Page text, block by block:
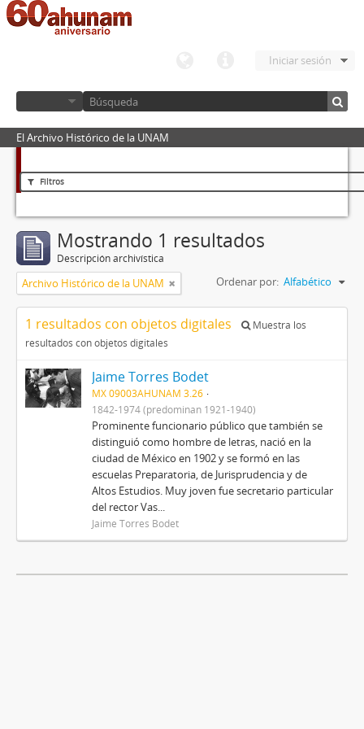
Iniciar sesión
El Archivo Histórico de la UNAM
Filtros
Mostrando 1 resultados
Descripción archivística
Archivo Histórico de la UNAM Ordenar por: Alfabético
1 resultados con objetos digitales
Muestra los
resultados con objetos digitales
Jaime Torres Bodet
MX 09003AHUNAM 3.26
1842-1974 (predominan 1921-1940)
Prominente funcionario público que también se
distinguió como hombre de letras, nació en la
ciudad de México en 1902 y se formó en las
escuelas Preparatoria, de Jurisprudencia y de
Altos Estudios. Muy joven fue secretario particular
del rector Vas...
Jaime Torres Bodet